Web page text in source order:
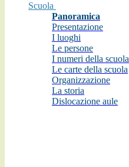
Scuola
Panoramica
Presentazione
I luoghi
Le persone
I numeri della scuola
Le carte della scuola
Organizzazione
La storia
Dislocazione aule